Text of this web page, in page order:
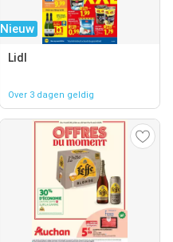
Nieuw
Lidl
Over 3 dagen geldig